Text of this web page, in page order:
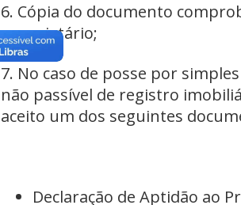
6. Cópia do documento
proprietário;
7. No caso de posse por
não passível de registro
aceito um dos seguintes
Declaração de Aptidão ao